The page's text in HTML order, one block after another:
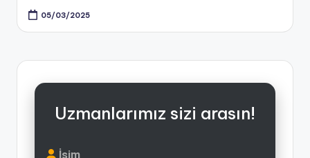
05/03/2025
Uzmanlarımız sizi arasın!
İsim